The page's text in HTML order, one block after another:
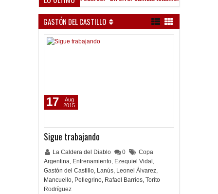
GASTÓN DEL CASTILLO
Sigue trabajando
La Caldera del Diablo 0
Copa
Argentina, Entrenamiento, Ezequiel Vidal ,
Gastón del Castillo, Lanús, Leonel Álvarez,
Mancuello, Pellegrino, Rafael Barrios, Torito
Rodríguez
17
Aug
2015